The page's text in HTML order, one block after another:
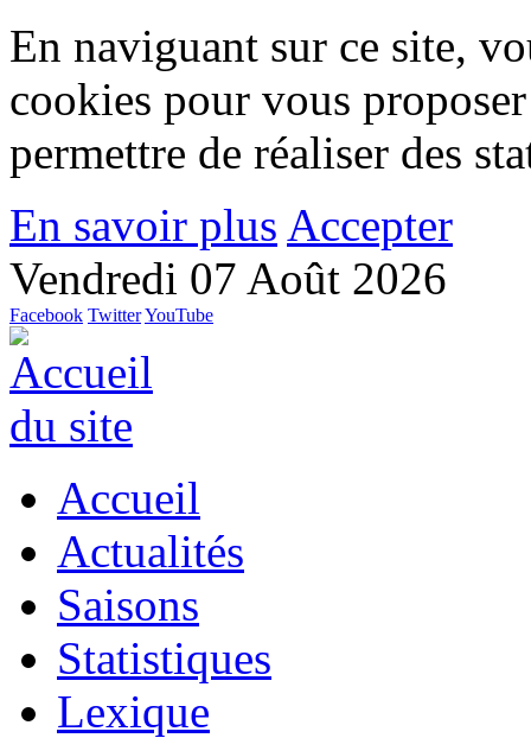
En naviguant sur ce site,
cookies pour vous
permettre de réaliser des
En savoir plus Accepter
Vendredi 07 Août 2026
Facebook TwitterYouTube
Accueil
Actualités
Saisons
Statistiques
Lexique